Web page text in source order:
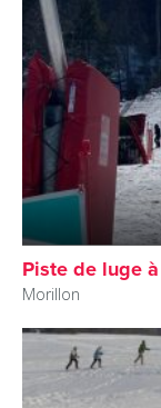
Piste de luge
Morillon